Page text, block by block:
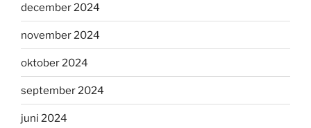
december 2024
november 2024
oktober 2024
september 2024
juni 2024